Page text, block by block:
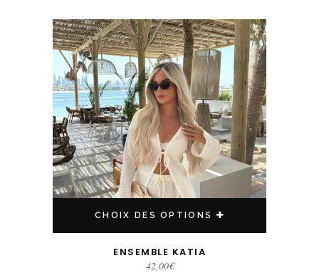
CHOIX DES OPTIONS
Ce produit a plusieurs variations. Les options peuvent être choisies sur la page du produit
ENSEMBLE KATIA
42,00€